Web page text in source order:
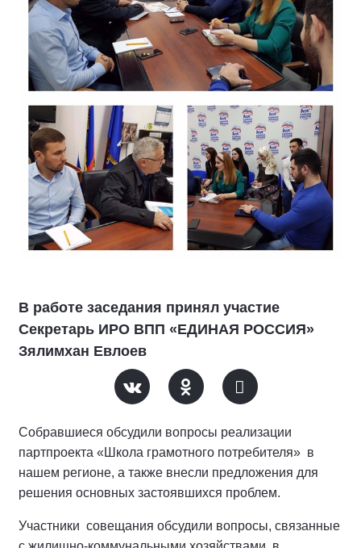
В работе заседания принял участие
Секретарь ИРО ВПП «ЕДИНАЯ РОССИЯ»
Зялимхан Евлоев
Собравшиеся обсудили вопросы реализации
партпроекта «Школа грамотного потребителя» в
нашем регионе, а также внесли предложения для
решения основных застоявшихся проблем.
Участники совещания обсудили вопросы, связанные